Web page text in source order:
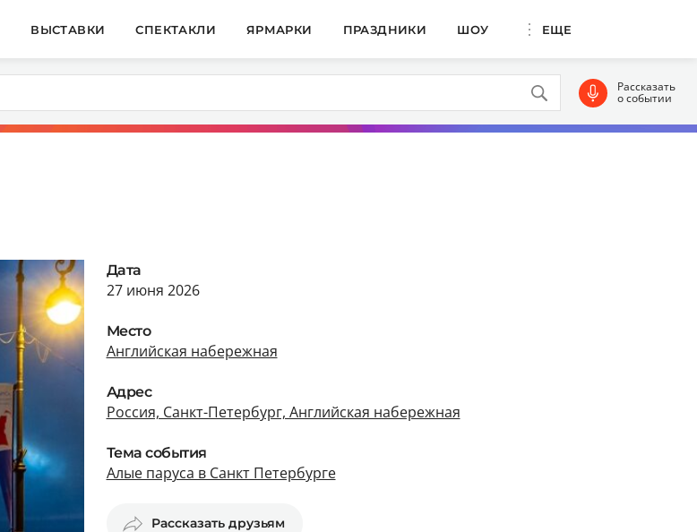
ВЫСТАВКИ СПЕКТАКЛИ ЯРМАРКИ ПРАЗДНИКИ ШОУ ЕЩЕ
Рассказать
о событии
Дата
27 июня 2026
Место
Английская набережная
Адрес
Россия, Санкт-Петербург, Английская набережная
Тема события
Алые паруса в Санкт Петербурге
Рассказать друзьям